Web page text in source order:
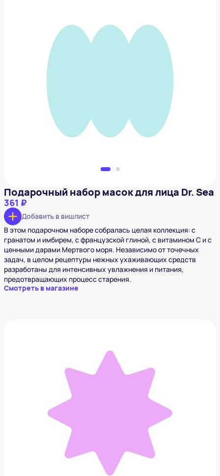
Подарочный набор масок для лица Dr. Sea
361 ₽
Добавить в вишлист
В этом подарочном наборе собралась целая коллекция: с
гранатом и имбирем, с французской глиной, с витамином С и с
ценными дарами Мертвого моря. Независимо от точечных
задач, в целом рецептуры нежных ухаживающих средств
разработаны для интенсивных увлажнения и питания,
предотвращающих процесс старения.
Смотреть в магазине
Набор для сыра с ножами Termico (4 предмета)